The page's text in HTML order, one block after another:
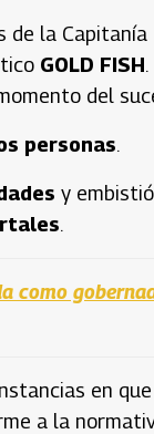
de la Capitanía
GOLD FISH.
del
personas.
y
.
como
en que
a la